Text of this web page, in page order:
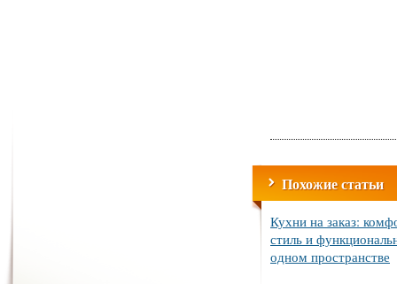
Похожие статьи
Кухни на заказ:
стиль и
одном пространстве